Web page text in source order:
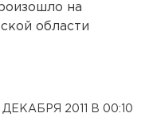
на
области
ДЕКАБРЯ 2011 В 00:10